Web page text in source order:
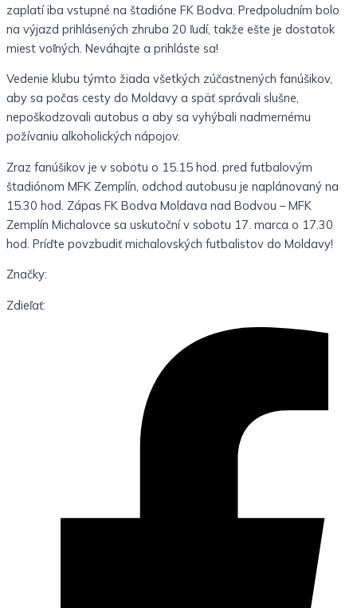
zaplatí iba vstupné na štadióne FK Bodva. Predpoludním bolo
na výjazd prihlásených zhruba 20 ľudí, takže ešte je dostatok
miest voľných. Neváhajte a prihláste sa!
Vedenie klubu týmto žiada všetkých zúčastnených fanúšikov,
aby sa počas cesty do Moldavy a späť správali slušne,
nepoškodzovali autobus a aby sa vyhýbali nadmernému
požívaniu alkoholických nápojov.
Zraz fanúšikov je v sobotu o 15.15 hod. pred futbalovým
štadiónom MFK Zemplín, odchod autobusu je naplánovaný na
15.30 hod. Zápas FK Bodva Moldava nad Bodvou – MFK
Zemplín Michalovce sa uskutoční v sobotu 17. marca o 17.30
hod. Príďte povzbudiť michalovských futbalistov do Moldavy!
Značky:
Zdieľať: